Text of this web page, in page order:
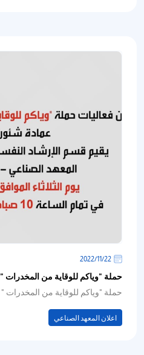
22‏/11‏/2022
حملة "وياكم للوقاية من المخدرات "
حملة "وياكم للوقاية من المخدرات "
اعلان المعهد الصناعي